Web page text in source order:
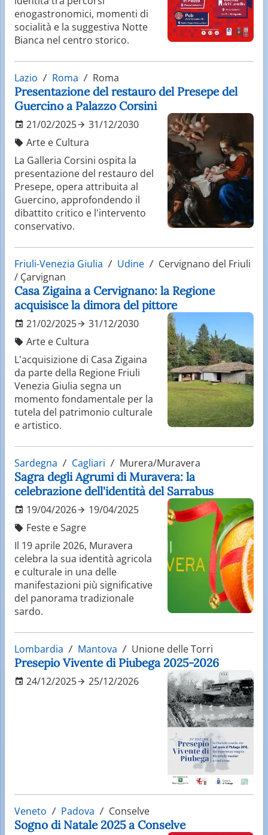
enogastronomici, momenti di
socialità e la suggestiva Notte
Bianca nel centro storico.
Lazio Roma Roma
Presentazione del restauro del Presepe del
Guercino a Palazzo Corsini
21/02/2025
31/12/2030
Arte e Cultura
La Galleria Corsini ospita la
presentazione del restauro del
Presepe, opera attribuita al
Guercino, approfondendo il
dibattito critico e l'intervento
conservativo.
Friuli-Venezia Giulia Udine
Cervignano del Friuli
/ Çarvignan
Casa Zigaina a Cervignano: la Regione
acquisisce la dimora del pittore
21/02/2025
31/12/2030
Arte e Cultura
L'acquisizione di Casa Zigaina
da parte della Regione Friuli
Venezia Giulia segna un
momento fondamentale per la
tutela del patrimonio culturale
e artistico.
Sardegna Cagliari Murera/Muravera
Sagra degli Agrumi di Muravera: la
celebrazione dell'identità del Sarrabus
19/04/2026
19/04/2025
Feste e Sagre
Il 19 aprile 2026, Muravera
celebra la sua identità agricola
e culturale in una delle
manifestazioni più significative
del panorama tradizionale
sardo.
Lombardia Mantova Unione delle Torri
Presepio Vivente di Piubega 2025-2026
24/12/2025 25/12/2026
Veneto Padova Conselve
Sogno di Natale 2025 a Conselve